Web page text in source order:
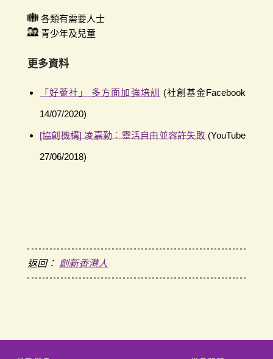
各類有需要人士
青少年及兒童
更多資料
「好薈社」 多方面加強培訓 (社創基金Facebook
14/07/2020)
[協創機構] 凌嘉勤︰靈活自由並容許失敗(YouTube
27/06/2018)
返回： 創新香港人